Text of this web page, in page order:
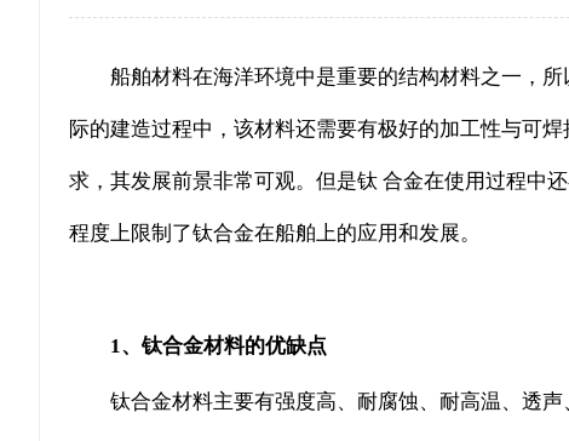
船舶材料在海洋环境中是重要的结构材料之一，
际的建造过程中，该材料还需要有极好的加工性与可
求，其发展前景非常可观。但是钛 合金在使用过程中
程度上限制了钛合金在船舶上的应用和发展。
1、钛合金材料的优缺点
钛合金材料主要有强度高、耐腐蚀、耐高温、透